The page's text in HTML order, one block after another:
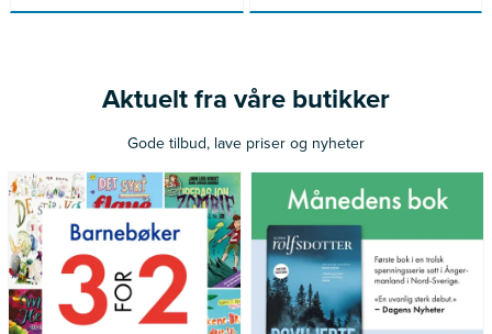
Aktuelt fra våre butikker
Gode tilbud, lave priser og nyheter
*Gjelder ikke norske bøker
utgitt siste 12 måneder
Gjelder medlemmer av Norli